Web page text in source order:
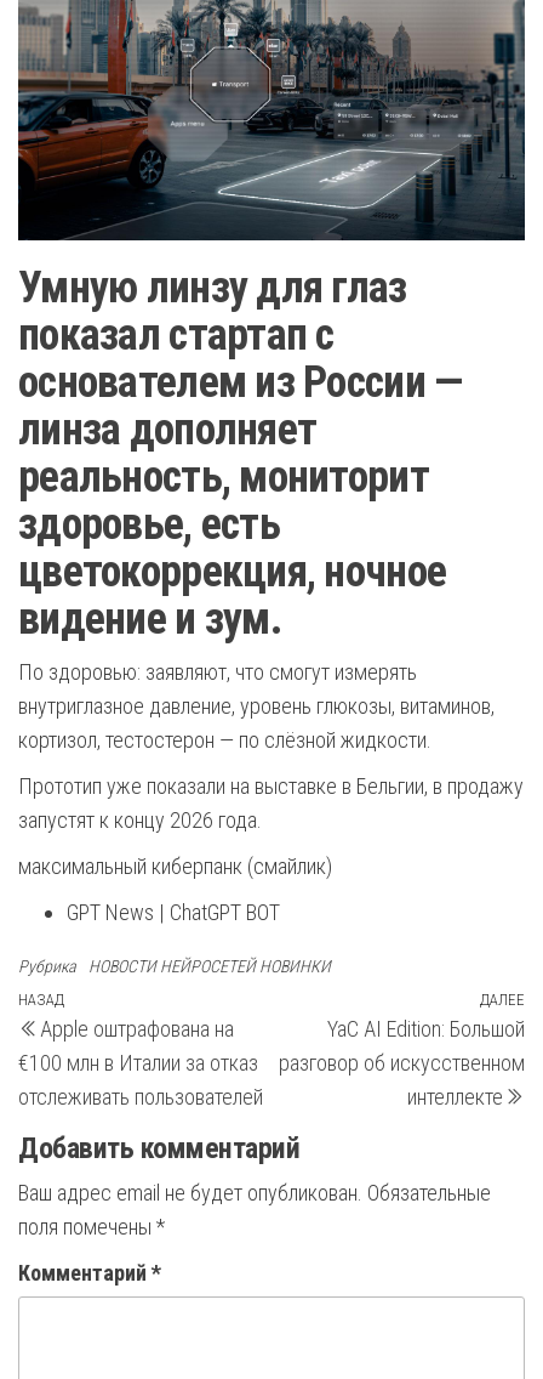
Умную линзу для глаз
показал стартап с
основателем из России —
линза дополняет
реальность, мониторит
здоровье, есть
цветокоррекция, ночное
видение и зум.
По здоровью: заявляют, что смогут измерять
внутриглазное давление, уровень глюкозы, витаминов,
кортизол, тестостерон — по слёзной жидкости.
Прототип уже показали на выставке в Бельгии, в продажу
запустят к концу 2026 года.
максимальный киберпанк (смайлик)
GPT News | ChatGPT BOT
Рубрика НОВОСТИ НЕЙРОСЕТЕЙ НОВИНКИ
Навигация
по
записям
Предыдущая
запись
НАЗАД
Apple оштрафована на
€100 млн в Италии за отказ
отслеживать пользователей
ДАЛЕЕ
YaC AI Edition: Большой
разговор об искусственном
интеллекте
Добавить комментарий
Ваш адрес email не будет опубликован. Обязательные
поля помечены *
Комментарий *